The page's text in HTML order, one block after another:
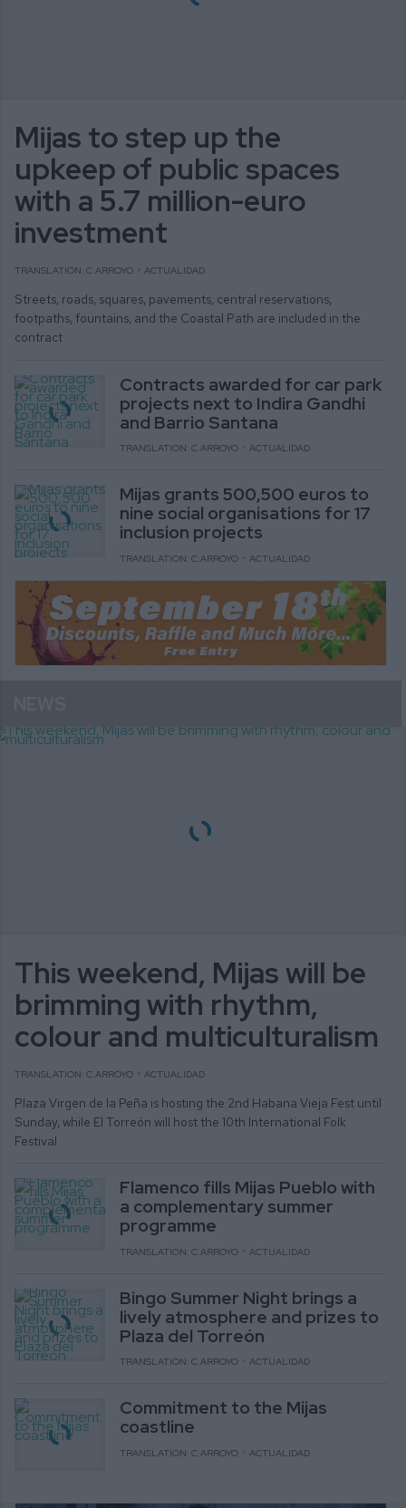
Mijas to step up the
upkeep of public spaces
with a 5.7 million-euro
investment
TRANSLATION: C.ARROYO ACTUALIDAD
Streets, roads, squares, pavements, central reservations,
footpaths, fountains, and the Coastal Path are included in the
contract
Contracts awarded for car park
projects next to Indira Gandhi
and Barrio Santana
TRANSLATION: C.ARROYO ACTUALIDAD
Mijas grants 500,500 euros to
nine social organisations for 17
inclusion projects
TRANSLATION: C.ARROYO ACTUALIDAD
This weekend, Mijas will be
brimming with rhythm,
colour and multiculturalism
TRANSLATION: C.ARROYO ACTUALIDAD
Plaza Virgen de la Peña is hosting the 2nd Habana Vieja Fest until
Sunday, while El Torreón will host the 10th International Folk
Festival
Flamenco fills Mijas Pueblo with
a complementary summer
programme
TRANSLATION: C.ARROYO ACTUALIDAD
Bingo Summer Night brings a
lively atmosphere and prizes to
Plaza del Torreón
TRANSLATION: C.ARROYO ACTUALIDAD
Commitment to the Mijas
coastline
TRANSLATION: C.ARROYO ACTUALIDAD